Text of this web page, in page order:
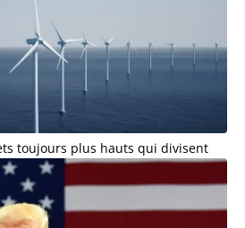
toujours plus hauts qui divisent